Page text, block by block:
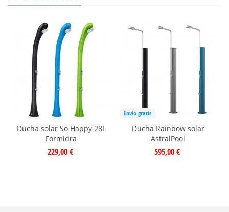
Ducha solar So Happy 28L
Formidra
229,00 €
Envío gratis
Ducha Rainbow solar
AstralPool
595,00 €